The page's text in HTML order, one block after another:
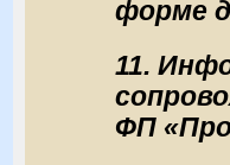
форме
11.
ФП